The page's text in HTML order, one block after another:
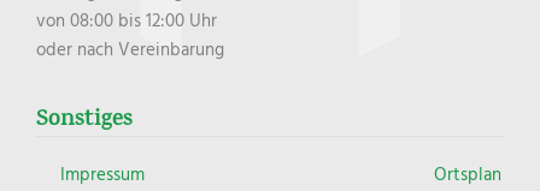
von 08:00 bis 12:00 Uhr
oder nach Vereinbarung
Sonstiges
Impressum
Ortsplan